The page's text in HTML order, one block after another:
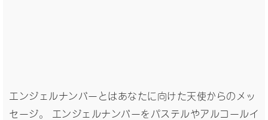
エンジェルナンバーとはあなたに向けた天使からのメッ
セージ。 エンジェルナンバーをパステルやアルコールイ